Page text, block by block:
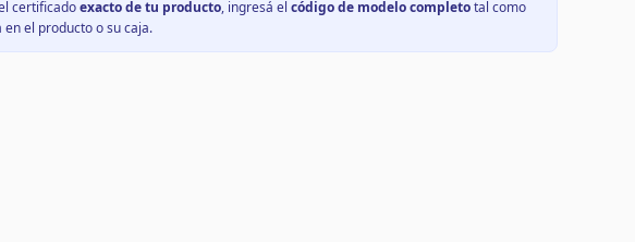
certificadoexacto de tu producto, ingresá el código de modelo completotal como
en el producto o su caja.